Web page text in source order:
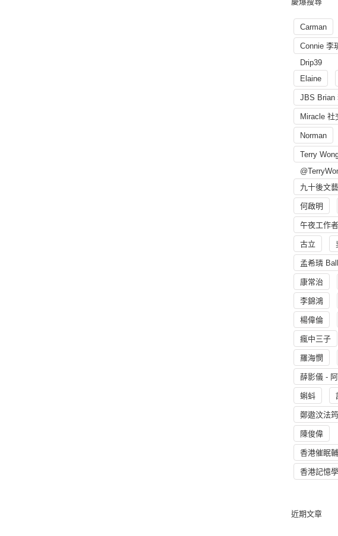
Carman
Connie 李
Drip39
Elaine
JBS Brian
Miracle 社
Norman
Terry
九十後文
何啟明
午夜工作
古立
孟希璘
康常治
李錦鴻
楊偉倫
瘋中三子
羅海憫
薛影儀 -
蝌蚪
鄭遨汶法
陳俊偉
香港催眠
香港記憶
近期文章